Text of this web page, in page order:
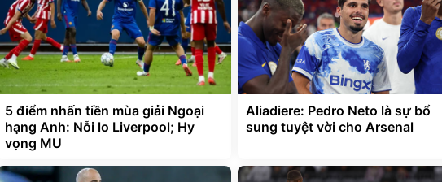
5 điểm nhấn tiền mùa giải Ngoại
hạng Anh: Nỗi lo Liverpool; Hy
vọng MU
Aliadiere: Pedro Neto là sự bổ
sung tuyệt vời cho Arsenal